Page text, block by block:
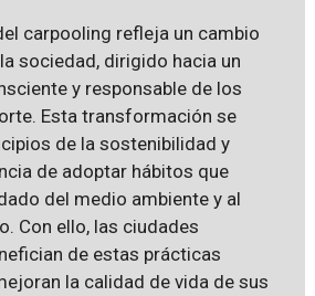
carpooling refleja un cambio
sociedad, dirigido hacia un
y responsable de los
Esta transformación se
de la sostenibilidad y
de adoptar hábitos que
del medio ambiente y al
Con ello, las ciudades
de estas prácticas
la calidad de vida de sus